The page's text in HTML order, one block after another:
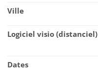
Ville
Logiciel visio (distanciel)
Dates